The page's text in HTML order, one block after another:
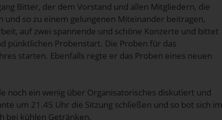
Bitter, der dem Vorstand und allen Mitgliedern, die
so zu einem gelungenen Miteinander beitragen,
auf zwei spannende und schöne Konzerte und bittet
pünktlichen Probenstart. Die Proben für das
starten. Ebenfalls regte er das Proben eines neuen
noch ein wenig über Organisatorisches diskutiert und
um 21.45 Uhr die Sitzung schließen und so bot sich im
bei kühlen Getränken.